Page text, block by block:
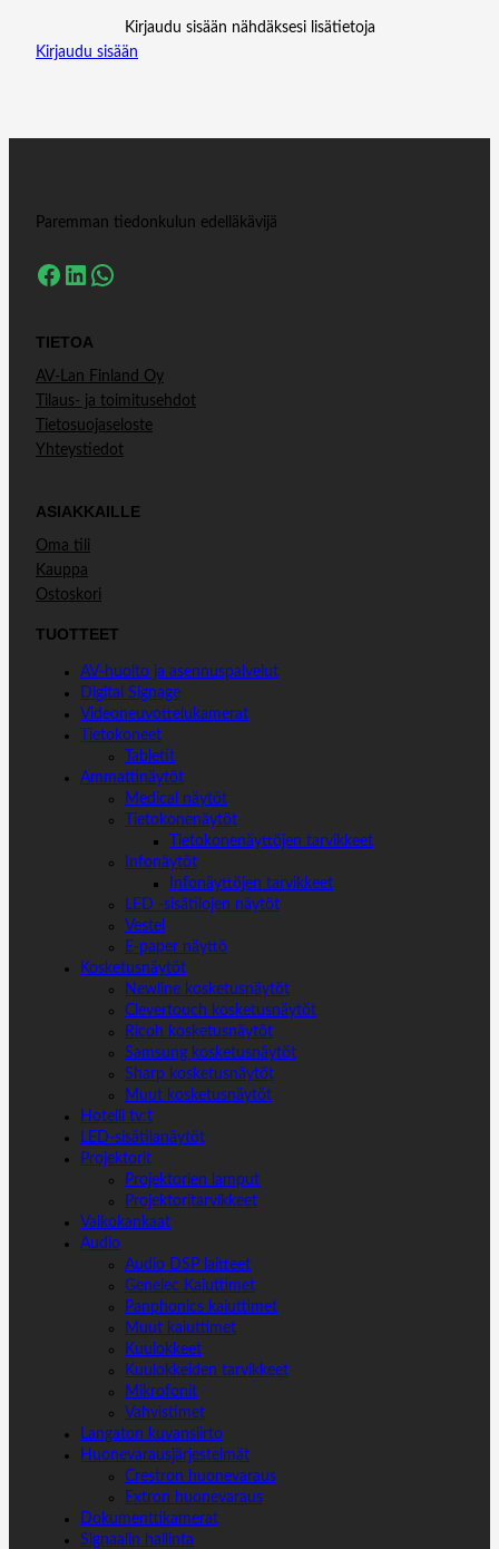
Kirjaudu sisään nähdäksesi lisätietoja
Kirjaudu sisään
Paremman tiedonkulun edelläkävijä
Facebook LinkedIn WhatsApp
TIETOA
AV-Lan Finland Oy
Tilaus- ja toimitusehdot
Tietosuojaseloste
Yhteystiedot
ASIAKKAILLE
Oma tili
Kauppa
Ostoskori
TUOTTEET
AV-huolto ja asennuspalvelut
Digital Signage
Videoneuvottelukamerat
Tietokoneet
Tabletit
Ammattinäytöt
Medical näytöt
Tietokonenäytöt
Tietokonenäyttöjen tarvikkeet
Infonäytöt
Infonäyttöjen tarvikkeet
LED -sisätilojen näytöt
Vestel
E-paper näyttö
Kosketusnäytöt
Newline kosketusnäytöt
Clevertouch kosketusnäytöt
Ricoh kosketusnäytöt
Samsung kosketusnäytöt
Sharp kosketusnäytöt
Muut kosketusnäytöt
Hotelli tv:t
LED-sisätilanäytöt
Projektorit
Projektorien lamput
Projektoritarvikkeet
Valkokankaat
Audio
Audio DSP laitteet
Genelec Kaiuttimet
Panphonics kaiuttimet
Muut kaiuttimet
Kuulokkeet
Kuulokkeiden tarvikkeet
Mikrofonit
Vahvistimet
Langaton kuvansiirto
Huonevarausjärjestelmät
Crestron huonevaraus
Extron huonevaraus
Dokumenttikamerat
Signaalin hallinta